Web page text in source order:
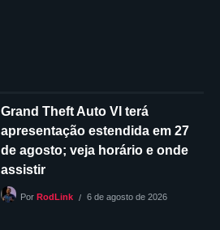
Grand Theft Auto VI terá
apresentação estendida em 27
de agosto; veja horário e onde
assistir
Por RodLink 6 de agosto de 2026